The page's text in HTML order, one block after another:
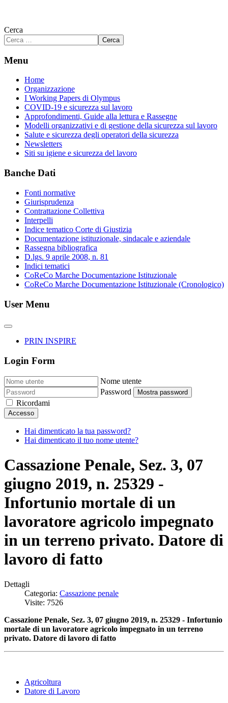
Cerca
Cerca
Menu
Home
Organizzazione
I Working Papers di Olympus
COVID-19 e sicurezza sul lavoro
Approfondimenti, Guide alla lettura e Rassegne
Modelli organizzativi e di gestione della sicurezza sul lavoro
Salute e sicurezza degli operatori della sicurezza
Newsletters
Siti su igiene e sicurezza del lavoro
Banche Dati
Fonti normative
Giurisprudenza
Contrattazione Collettiva
Interpelli
Indice tematico Corte di Giustizia
Documentazione istituzionale, sindacale e aziendale
Rassegna bibliografica
D.lgs. 9 aprile 2008, n. 81
Indici tematici
CoReCo Marche Documentazione Istituzionale
CoReCo Marche Documentazione Istituzionale (Cronologico)
User Menu
PRIN INSPIRE
Login Form
Nome utente
Password
Mostra password
Ricordami
Accesso
Hai dimenticato la tua password?
Hai dimenticato il tuo nome utente?
Cassazione Penale, Sez. 3, 07
giugno 2019, n. 25329 -
Infortunio mortale di un
lavoratore agricolo impegnato
in un terreno privato. Datore di
lavoro di fatto
Dettagli
Categoria: Cassazione penale
Visite: 7526
Cassazione Penale, Sez. 3, 07 giugno 2019, n. 25329 - Infortunio
mortale di un lavoratore agricolo impegnato in un terreno
privato. Datore di lavoro di fatto
Agricoltura
Datore di Lavoro